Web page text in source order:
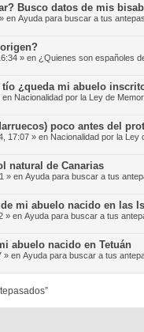
Busco datos de mis
» en Ayuda para buscar a tus
» en ¿Quienes son españoles
¿queda mi abuelo
en Nacionalidad por la Ley de
poco antes del
17:07 » en Nacionalidad por la Ley
natural de Canarias
» en Ayuda para buscar a tus
mi abuelo nacido en las
» en Ayuda para buscar a tus
abuelo nacido en Tetuán
» en Ayuda para buscar a tus